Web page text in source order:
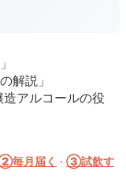
解説」
アルコールの役
毎月届く · ③試飲す